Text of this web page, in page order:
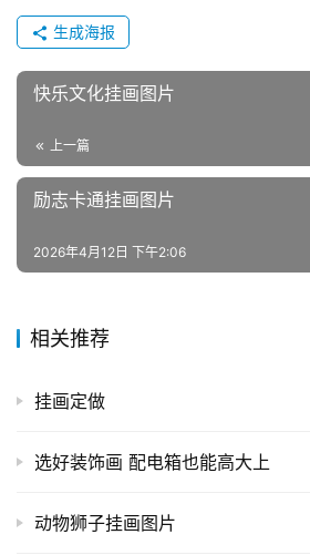
生成海报
快乐文化挂画图片
上一篇
励志卡通挂画图片
2026年4月12日 下午2:06
相关推荐
挂画定做
选好装饰画 配电箱也能高大上
动物狮子挂画图片